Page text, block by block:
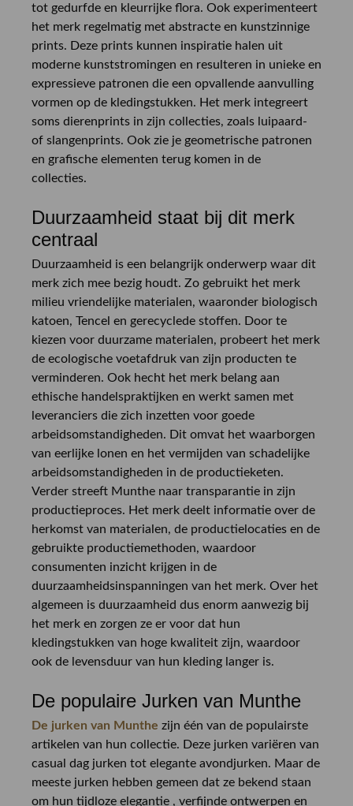
tot gedurfde en kleurrijke flora. Ook experimenteert
het merk regelmatig met abstracte en kunstzinnige
prints. Deze prints kunnen inspiratie halen uit
moderne kunststromingen en resulteren in unieke en
expressieve patronen die een opvallende aanvulling
vormen op de kledingstukken. Het merk integreert
soms dierenprints in zijn collecties, zoals luipaard-
of slangenprints. Ook zie je geometrische patronen
en grafische elementen terug komen in de
collecties.
Duurzaamheid staat bij dit merk
centraal
Duurzaamheid is een belangrijk onderwerp waar dit
merk zich mee bezig houdt. Zo gebruikt het merk
milieu vriendelijke materialen, waaronder biologisch
katoen, Tencel en gerecyclede stoffen. Door te
kiezen voor duurzame materialen, probeert het merk
de ecologische voetafdruk van zijn producten te
verminderen. Ook hecht het merk belang aan
ethische handelspraktijken en werkt samen met
leveranciers die zich inzetten voor goede
arbeidsomstandigheden. Dit omvat het waarborgen
van eerlijke lonen en het vermijden van schadelijke
arbeidsomstandigheden in de productieketen.
Verder streeft Munthe naar transparantie in zijn
productieproces. Het merk deelt informatie over de
herkomst van materialen, de productielocaties en de
gebruikte productiemethoden, waardoor
consumenten inzicht krijgen in de
duurzaamheidsinspanningen van het merk. Over het
algemeen is duurzaamheid dus enorm aanwezig bij
het merk en zorgen ze er voor dat hun
kledingstukken van hoge kwaliteit zijn, waardoor
ook de levensduur van hun kleding langer is.
De populaire Jurken van Munthe
De jurken van Munthe zijn één van de populairste
artikelen van hun collectie. Deze jurken variëren van
casual dag jurken tot elegante avondjurken. Maar de
meeste jurken hebben gemeen dat ze bekend staan
om hun tijdloze elegantie , verfijnde ontwerpen en